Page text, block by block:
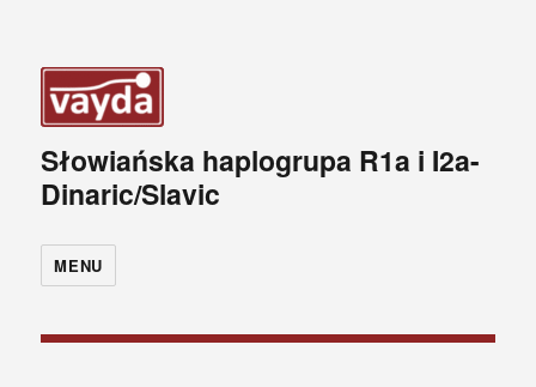
Słowiańska haplogrupa R1a i I2a-
Dinaric/Slavic
MENU